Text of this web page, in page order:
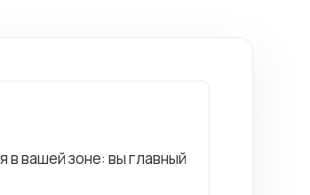
вашей зоне: вы главный